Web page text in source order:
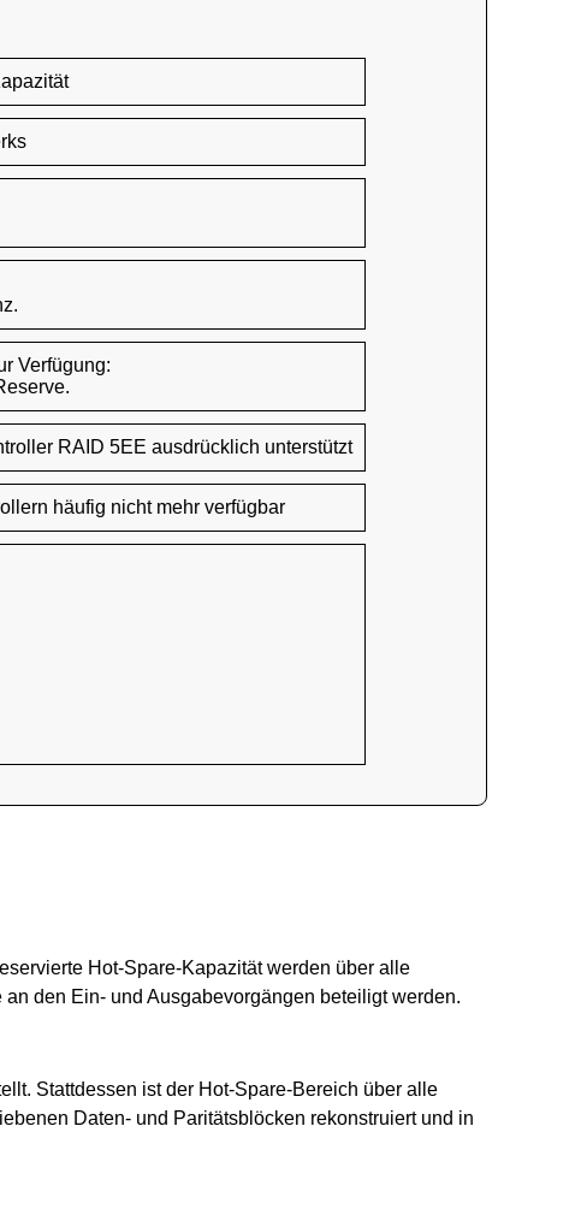
Verfügung:
RAID 5EE ausdrücklich unterstützt
häufig nicht mehr verfügbar
Hot-Spare-Kapazität werden über alle
den Ein- und Ausgabevorgängen beteiligt werden.
Stattdessen ist der Hot-Spare-Bereich über alle
Daten- und Paritätsblöcken rekonstruiert und in